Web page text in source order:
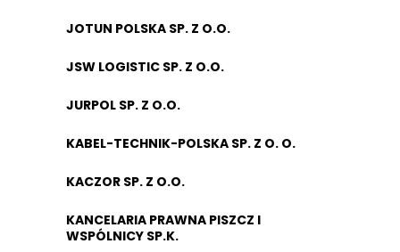
JOTUN POLSKA SP. Z O.O.
JSW LOGISTIC SP. Z O.O.
JURPOL SP. Z O.O.
KABEL-TECHNIK-POLSKA SP. Z O. O.
KACZOR SP. Z O.O.
KANCELARIA PRAWNA PISZCZ I
WSPÓLNICY SP.K.